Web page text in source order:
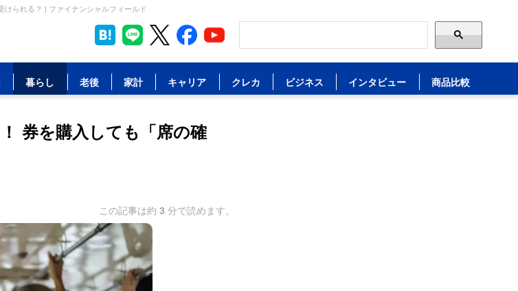
けられる？ | ファイナンシャルフィールド
暮らし 老後 家計 キャリア クレカ ビジネス インタビュー 商品比較
券を購入しても「席の確
この記事は約 3 分で読めます。